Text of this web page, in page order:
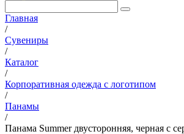
Главная
/
Сувениры
/
Каталог
/
Корпоративная одежда с логотипом
/
Панамы
/
Панама Summer двусторонняя, черная с